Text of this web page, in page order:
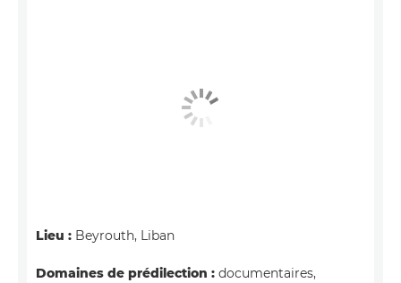
Lieu : Beyrouth, Liban
Domaines de prédilection : documentaires,